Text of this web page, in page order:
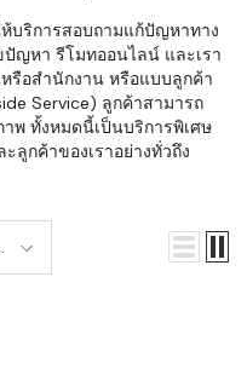
บริการสอบถามแก้ปัญหาทาง
ญหา รีโมทออนไลน์ และเรา
รือสำนักงาน หรือแบบลูกค้า
Service) ลูกค้าสามารถ
พ ทั้งหมดนี้เป็นบริการพิเศษ
ลูกค้าของเราอย่างทั่วถึง